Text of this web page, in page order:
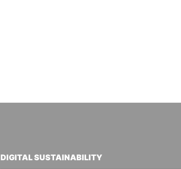
DIGITAL SUSTAINABILITY